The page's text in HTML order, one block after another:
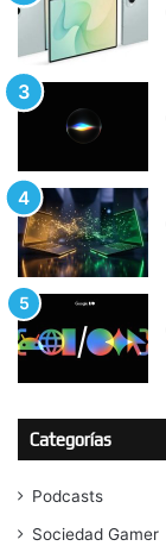
Categorías
Podcasts
Sociedad Gamer